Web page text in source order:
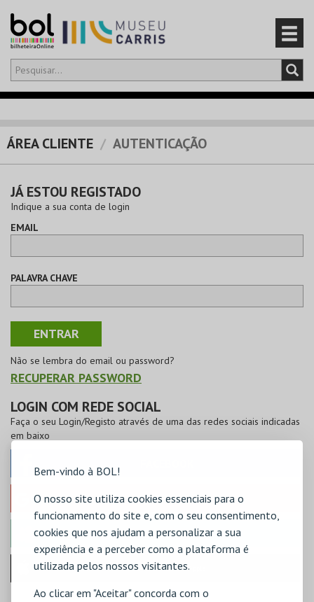
Bem-vindo à BOL!
O nosso site utiliza cookies essenciais para o
funcionamento do site e, com o seu consentimento,
cookies que nos ajudam a personalizar a sua
experiência e a perceber como a plataforma é
utilizada pelos nossos visitantes.
Ao clicar em "Aceitar" concorda com o
Olá,iniciar sessão
EVENTOS
CARTÕES
PRODUTOS
ÁREA CLIENTE AUTENTICAÇÃO
JÁ ESTOU REGISTADO
Indique a sua conta de login
EMAIL
PALAVRA CHAVE
Não se lembra do email ou password?
RECUPERAR PASSWORD
LOGIN COM REDE SOCIAL
Faça o seu Login/Registo através de uma das redes sociais indicadas
em baixo
GOOGLE
MICROSOFT
Iniciar sessão com a Apple